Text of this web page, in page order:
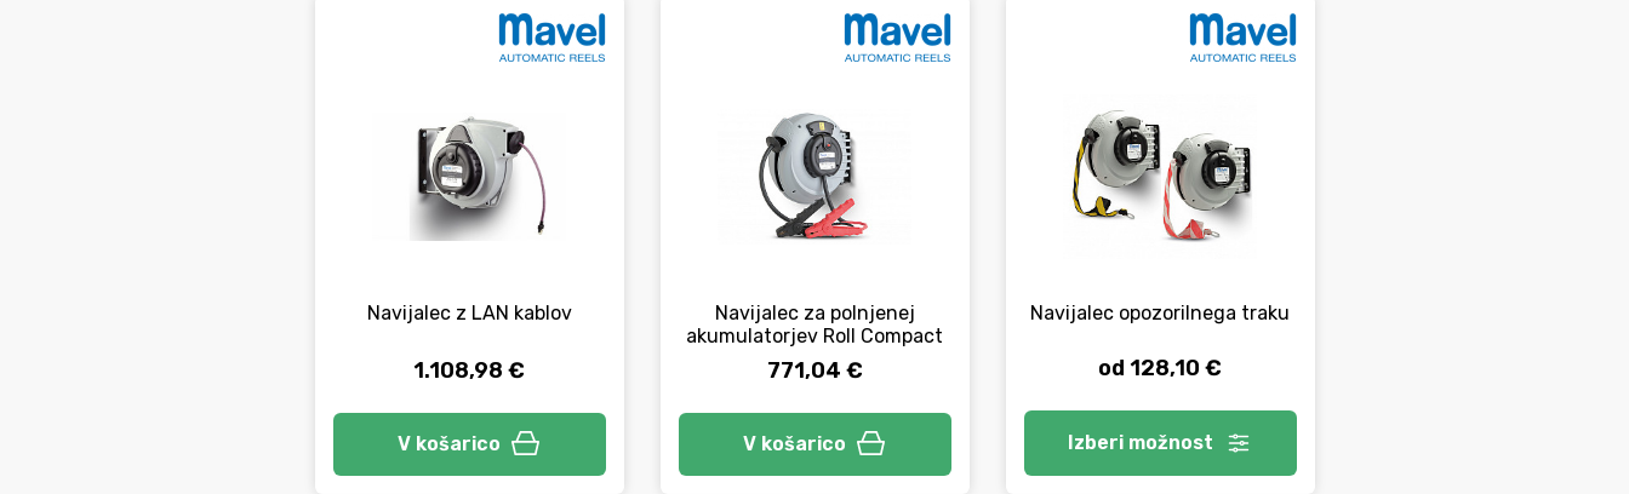
Navijalec z LAN kablov
1.108,98 €
V košarico
Navijalec za polnjenej
akumulatorjev Roll Compact
771,04 €
V košarico
Navijalec opozorilnega traku
od 128,10 €
Izberi možnost